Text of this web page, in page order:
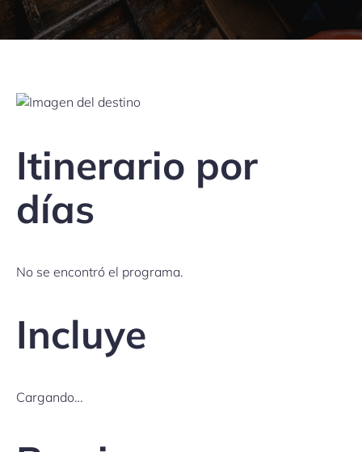
Itinerario por
días
No se encontró el programa.
Incluye
Cargando…